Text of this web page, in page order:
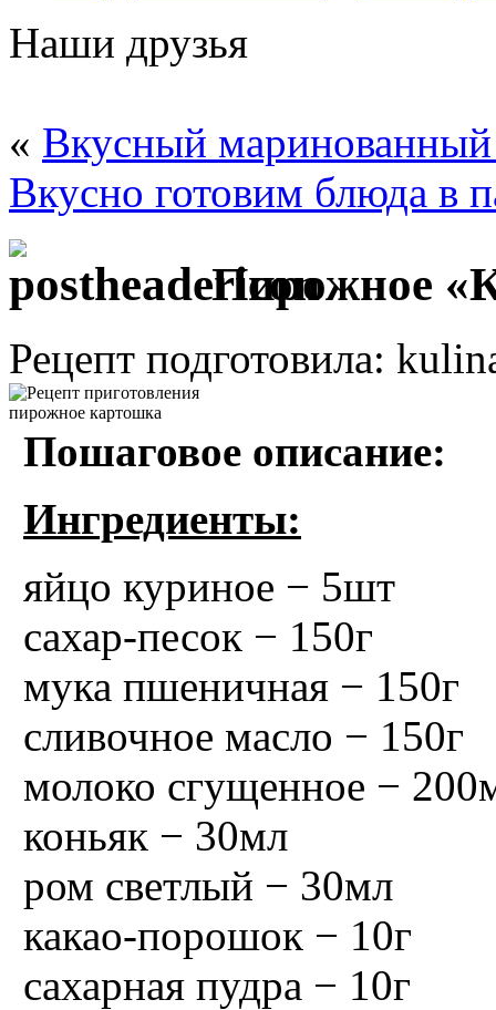
Наши друзья
« Вкусный
Вкусно готовим блюда в
Пирожное
Рецепт подготовила:
Пошаговое описание:
Ингредиенты:
яйцо куриное − 5шт
сахар-песок − 150г
мука пшеничная − 150г
сливочное масло − 150г
молоко сгущенное −
коньяк − 30мл
ром светлый − 30мл
какао-порошок − 10г
сахарная пудра − 10г